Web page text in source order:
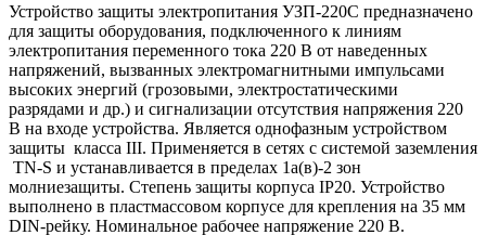
Устройство защиты электропитания УЗП-220С предназначено
для защиты оборудования, подключенного к линиям
электропитания переменного тока 220 В от наведенных
напряжений, вызванных электромагнитными импульсами
высоких энергий (грозовыми, электростатическими
разрядами и др.) и сигнализации отсутствия напряжения 220
В на входе устройства. Является однофазным устройством
защиты класса III. Применяется в сетях с системой заземления
TN-S и устанавливается в пределах 1а(в)-2 зон
молниезащиты. Степень защиты корпуса IP20. Устройство
выполнено в пластмассовом корпусе для крепления на 35 мм
DIN-рейку. Номинальное рабочее напряжение 220 В.